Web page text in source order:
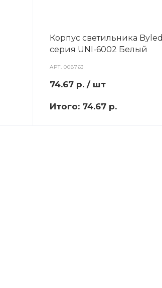
Корпус светильника Byled
серия UNI-6002 Белый
АРТ.008763
74.67 р. / шт
Итого: 74.67 р.